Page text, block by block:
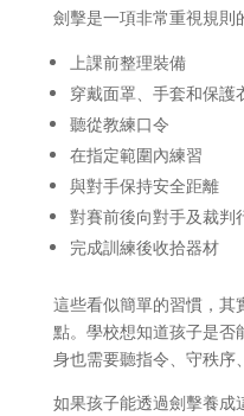
劍擊是一項非常重視規則
上課前整理裝備
穿戴面罩、手套和保護
聽從教練口令
在指定範圍內練習
與對手保持安全距離
對賽前後向對手及裁判
完成訓練後收拾器材
這些看似簡單的習慣，其
點。學校想知道孩子是否
身也需要聽指令、守秩序
如果孩子能透過劍擊養